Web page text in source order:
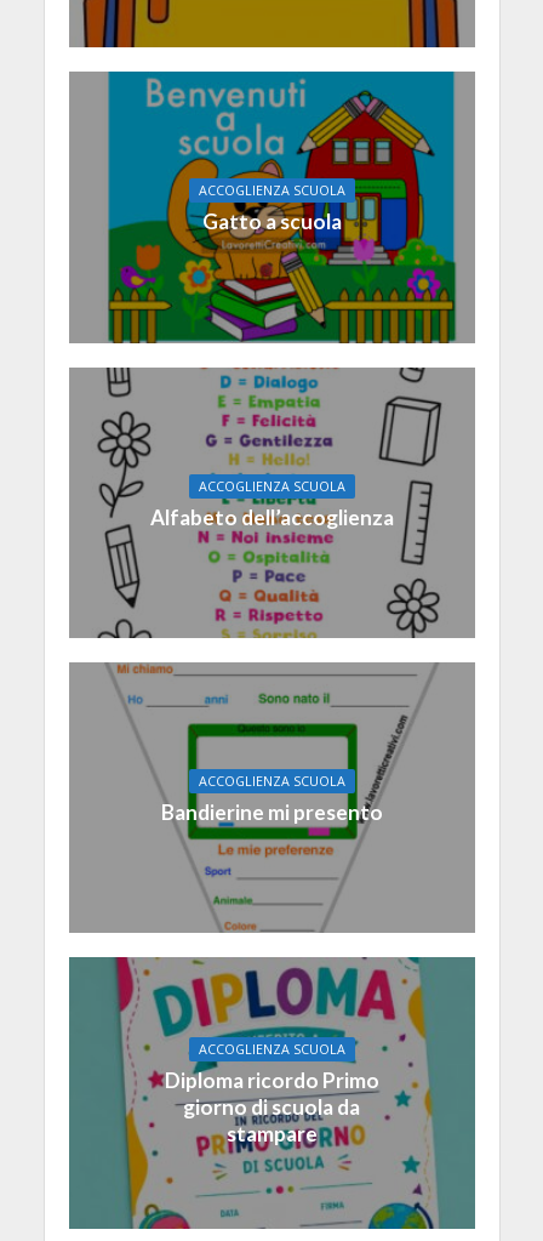
ACCOGLIENZA SCUOLA
Gatto a scuola
ACCOGLIENZA SCUOLA
Alfabeto dell’accoglienza
ACCOGLIENZA SCUOLA
Bandierine mi presento
ACCOGLIENZA SCUOLA
Diploma ricordo Primo
giorno di scuola da
stampare